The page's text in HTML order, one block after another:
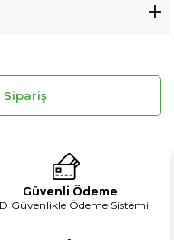
Güvenli Ödeme
Güvenlikle Ödeme Sistemi